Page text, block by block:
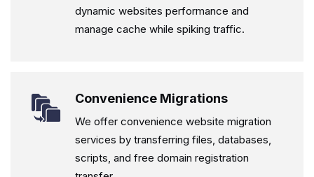
dynamic websites performance and
manage cache while spiking traffic.
Convenience Migrations
We offer convenience website migration
services by transferring files, databases,
scripts, and free domain registration